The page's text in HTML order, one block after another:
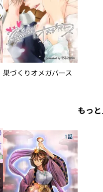
巣づくりオメガバース
もっと